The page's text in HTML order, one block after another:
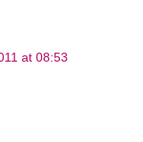
at 08:53